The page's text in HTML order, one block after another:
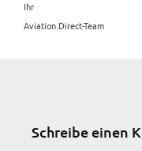
Ihr
Aviation.Direct-Team
Schreibe einen